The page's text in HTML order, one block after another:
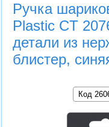
Ручка
Plastic CT
детали из
блистер,
Код